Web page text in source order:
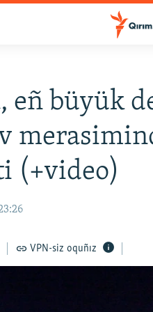
eñ büyük
(+video)
VPN-siz oquñız